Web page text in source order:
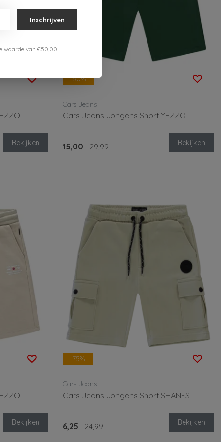
Bekijken
-50%
Cars Jeans
Cars Jeans Jongens Short YEZZO
15,00 29,99 Bekijken
Bekijken
-75%
Cars Jeans
Cars Jeans Jongens Short SHANES
6,25 24,99 Bekijken
Inschrijven
van €50,00